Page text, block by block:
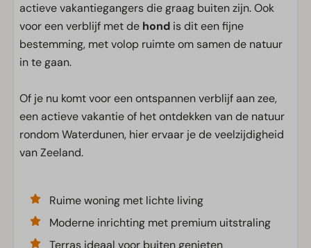
actieve vakantiegangers die graag buiten zijn. Ook
voor een verblijf met de hond is dit een fijne
bestemming, met volop ruimte om samen de natuur
in te gaan.
Of je nu komt voor een ontspannen verblijf aan zee,
een actieve vakantie of het ontdekken van de natuur
rondom Waterdunen, hier ervaar je de veelzijdigheid
van Zeeland.
Ruime woning met lichte living
Moderne inrichting met premium uitstraling
Terras ideaal voor buiten genieten